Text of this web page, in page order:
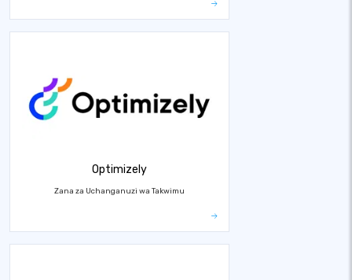
Optimizely
Zana za Uchanganuzi wa Takwimu